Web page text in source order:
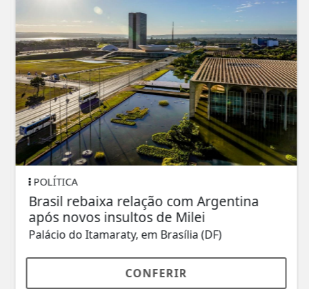
POLÍTICA
Brasil rebaixa relação com Argentina
após novos insultos de Milei
Palácio do Itamaraty, em Brasília (DF)
CONFERIR